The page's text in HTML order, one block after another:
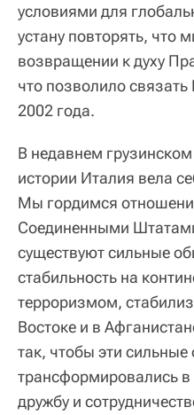
условиями для
устану повторять, что
возвращении к духу
что позволило
2002 года.
В недавнем
истории Италия вела
Мы гордимся
Соединенными
существуют сильные
стабильность на
терроризмом,
Востоке и в
так, чтобы эти
трансформировались
дружбу и